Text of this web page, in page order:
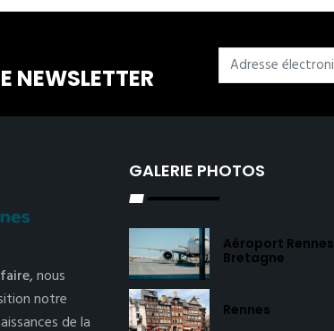
NEWSLETTER
nous
notre
de la
GALERIE PHOTOS
Aéroport Rennes
Bretagne
Rennes